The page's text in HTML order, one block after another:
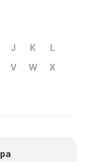
J K
L
V W
X